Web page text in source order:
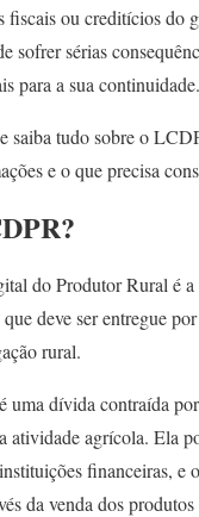
fiscais ou creditícios do
sofrer sérias
para a sua continuidade.
saiba tudo sobre o
e o que precisa
do Produtor Rural é a
que deve ser entregue
rural.
uma dívida contraída
atividade agrícola. Ela
financeiras, e
da venda dos